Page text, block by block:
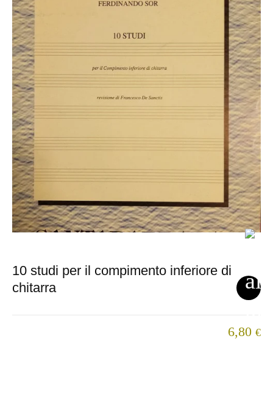
10 studi per il compimento inferiore di
chitarra
6,80 €